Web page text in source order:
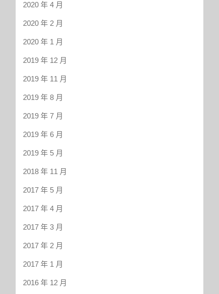
2020 年 4 月
2020 年 2 月
2020 年 1 月
2019 年 12 月
2019 年 11 月
2019 年 8 月
2019 年 7 月
2019 年 6 月
2019 年 5 月
2018 年 11 月
2017 年 5 月
2017 年 4 月
2017 年 3 月
2017 年 2 月
2017 年 1 月
2016 年 12 月